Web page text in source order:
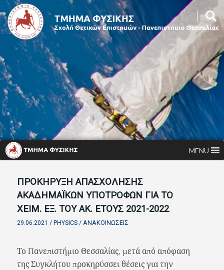
MENU
ΠΡΟΚΗΡΥΞΗ ΑΠΑΣΧΟΛΗΣΗΣ
ΑΚΑΔΗΜΑΪΚΩΝ ΥΠΟΤΡΟΦΩΝ ΓΙΑ ΤΟ
ΧΕΙΜ. ΕΞ. ΤΟΥ ΑΚ. ΕΤΟΥΣ 2021-2022
29.06.2021 / PHYSICS / ΑΝΑΚΟΙΝΏΣΕΙΣ
Το Πανεπιστήμιο Θεσσαλίας, μετά από απόφαση
της Συγκλήτου προκηρύσσει θέσεις για την